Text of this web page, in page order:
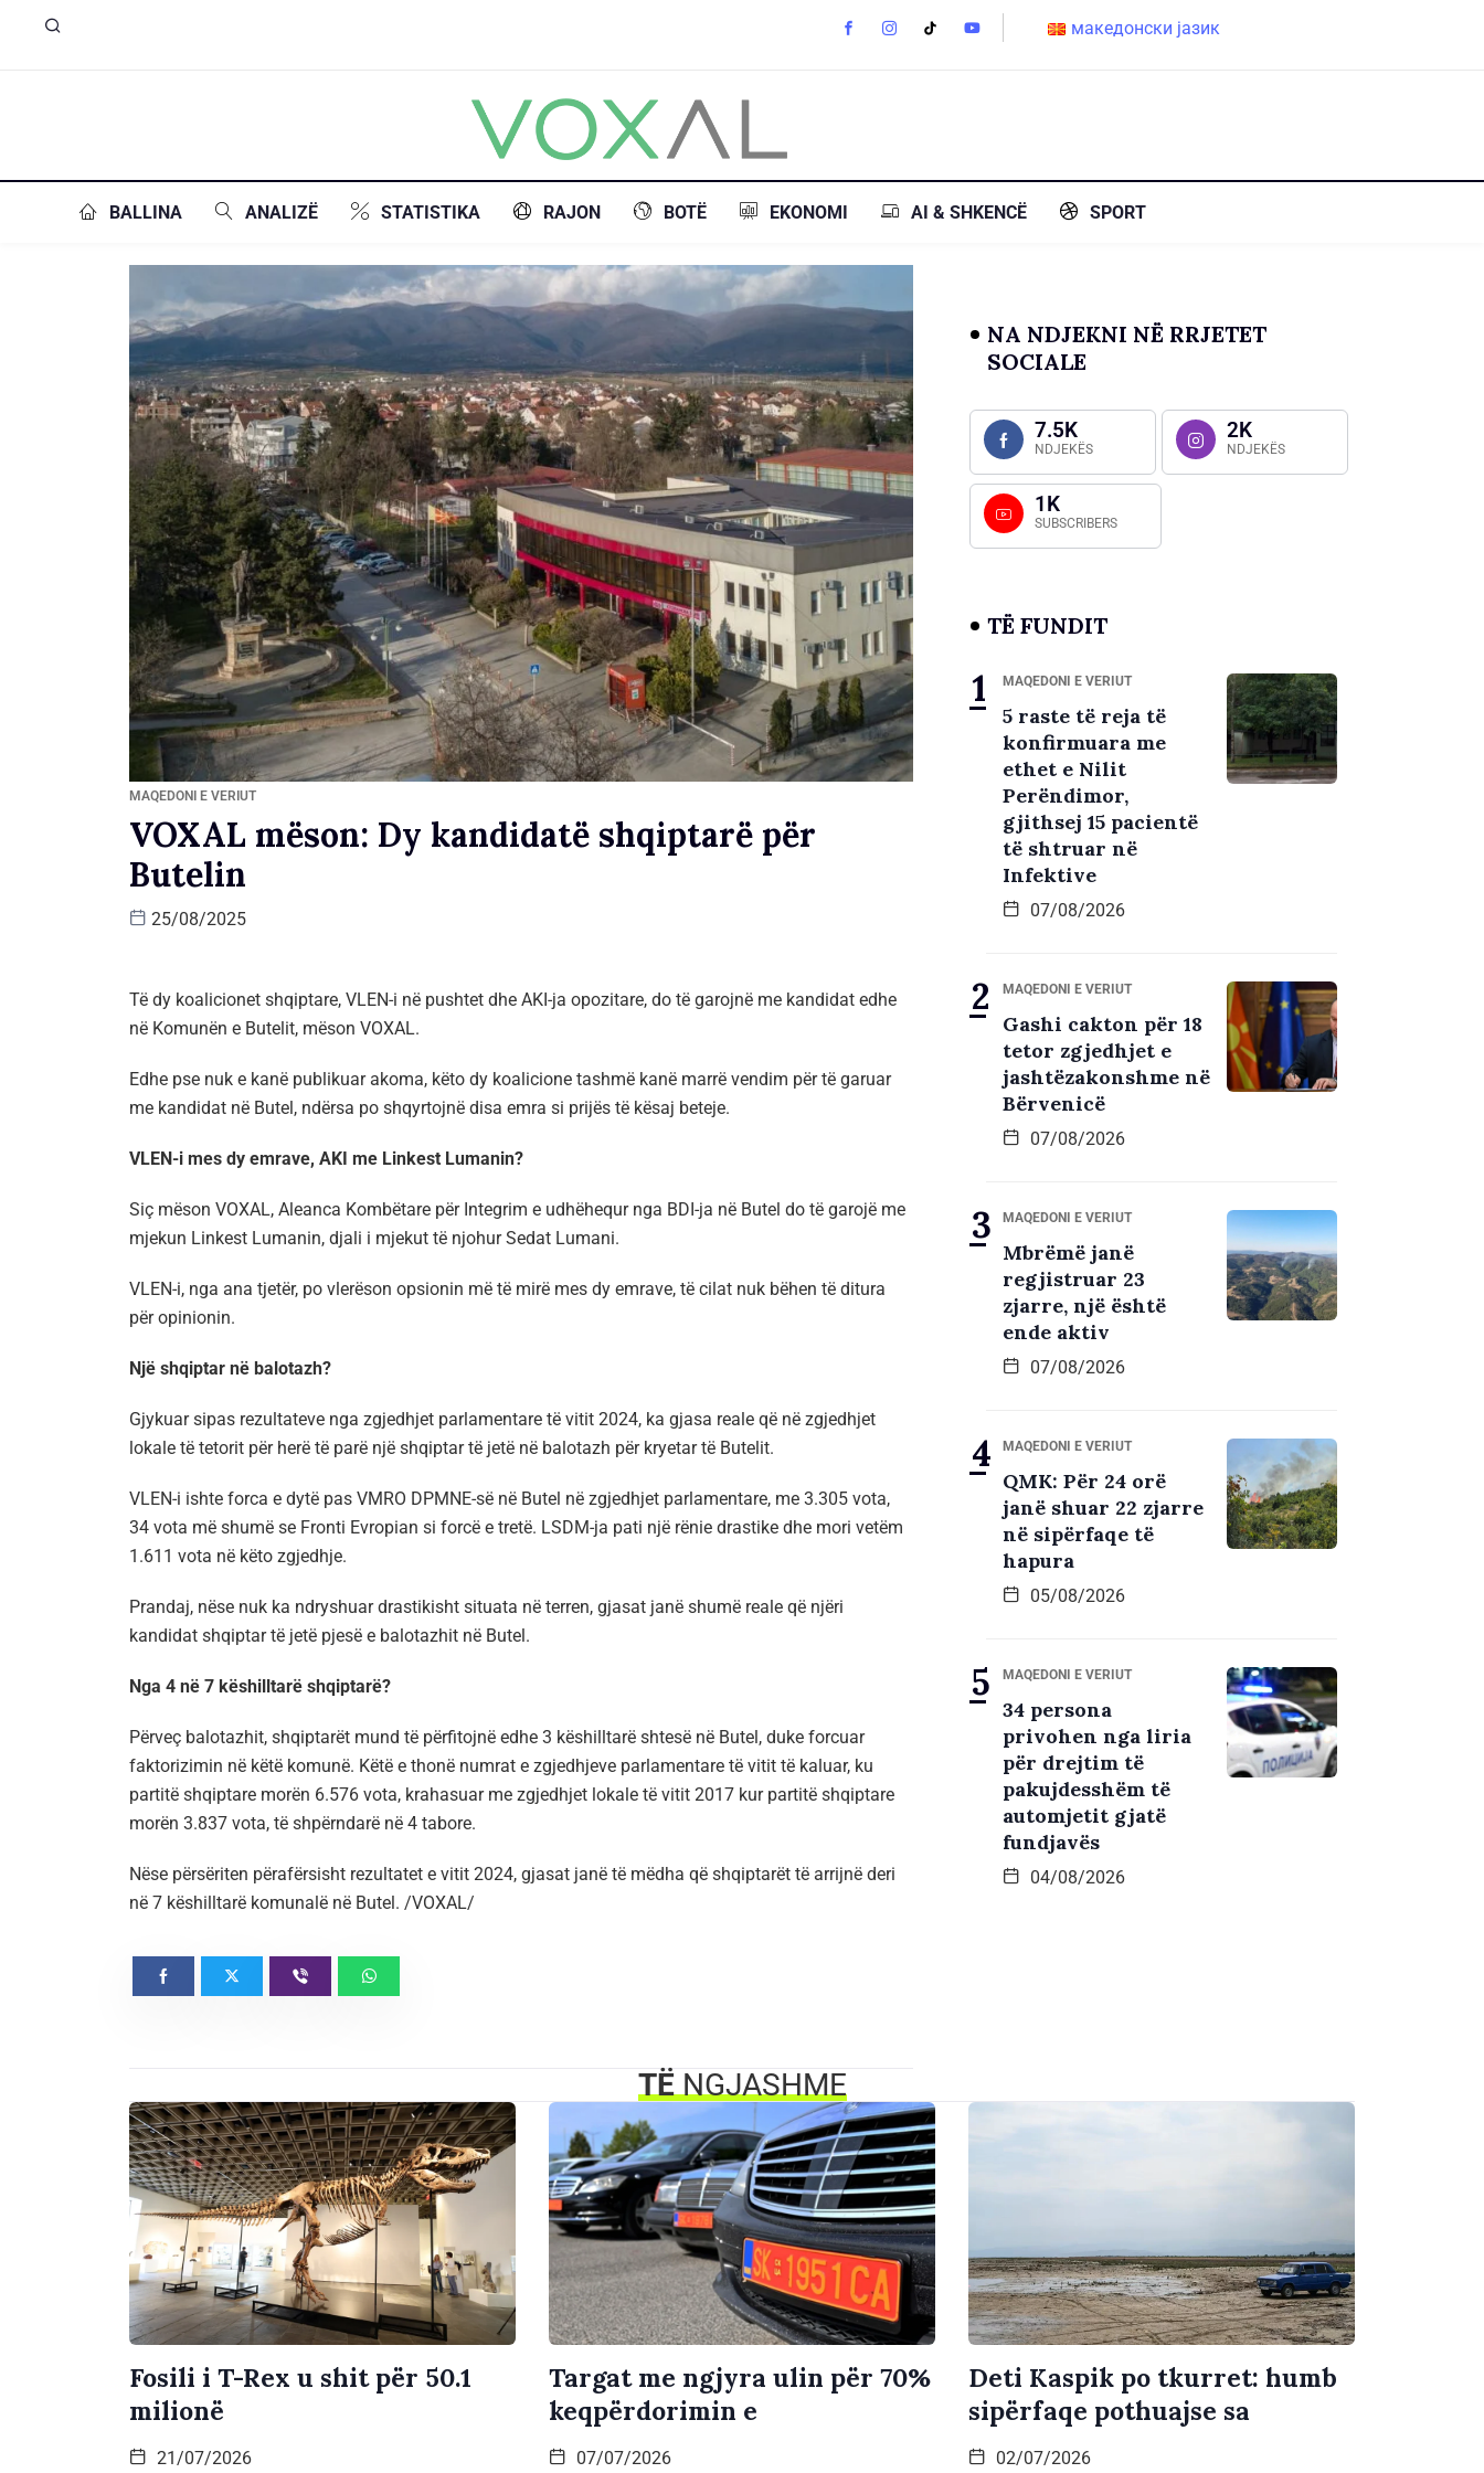
македонски јазик
BALLINA ANALIZË STATISTIKA RAJON BOTË EKONOMI AI & SHKENCË SPORT
MAQEDONI E VERIUT
VOXAL mëson: Dy kandidatë shqiptarë për
Butelin
25/08/2025
Të dy koalicionet shqiptare, VLEN-i në pushtet dhe AKI-ja opozitare, do të garojnë me kandidat edhe
në Komunën e Butelit, mëson VOXAL.
Edhe pse nuk e kanë publikuar akoma, këto dy koalicione tashmë kanë marrë vendim për të garuar
me kandidat në Butel, ndërsa po shqyrtojnë disa emra si prijës të kësaj beteje.
VLEN-i mes dy emrave, AKI me Linkest Lumanin?
Siç mëson VOXAL, Aleanca Kombëtare për Integrim e udhëhequr nga BDI-ja në Butel do të garojë me
mjekun Linkest Lumanin, djali i mjekut të njohur Sedat Lumani.
VLEN-i, nga ana tjetër, po vlerëson opsionin më të mirë mes dy emrave, të cilat nuk bëhen të ditura
për opinionin.
Një shqiptar në balotazh?
Gjykuar sipas rezultateve nga zgjedhjet parlamentare të vitit 2024, ka gjasa reale që në zgjedhjet
lokale të tetorit për herë të parë një shqiptar të jetë në balotazh për kryetar të Butelit.
VLEN-i ishte forca e dytë pas VMRO DPMNE-së në Butel në zgjedhjet parlamentare, me 3.305 vota,
34 vota më shumë se Fronti Evropian si forcë e tretë. LSDM-ja pati një rënie drastike dhe mori vetëm
1.611 vota në këto zgjedhje.
Prandaj, nëse nuk ka ndryshuar drastikisht situata në terren, gjasat janë shumë reale që njëri
kandidat shqiptar të jetë pjesë e balotazhit në Butel.
Nga 4 në 7 këshilltarë shqiptarë?
Përveç balotazhit, shqiptarët mund të përfitojnë edhe 3 këshilltarë shtesë në Butel, duke forcuar
faktorizimin në këtë komunë. Këtë e thonë numrat e zgjedhjeve parlamentare të vitit të kaluar, ku
partitë shqiptare morën 6.576 vota, krahasuar me zgjedhjet lokale të vitit 2017 kur partitë shqiptare
morën 3.837 vota, të shpërndarë në 4 tabore.
Nëse përsëriten përafërsisht rezultatet e vitit 2024, gjasat janë të mëdha që shqiptarët të arrijnë deri
në 7 këshilltarë komunalë në Butel. /VOXAL/
NA NDJEKNI NË RRJETET
SOCIALE
7.5K
NDJEKËS
2K
NDJEKËS
1K
SUBSCRIBERS
TË FUNDIT
MAQEDONI E VERIUT
5 raste të reja të
konfirmuara me
ethet e Nilit
Perëndimor,
gjithsej 15 pacientë
të shtruar në
Infektive
07/08/2026
MAQEDONI E VERIUT
Gashi cakton për 18
tetor zgjedhjet e
jashtëzakonshme në
Bërvenicë
07/08/2026
MAQEDONI E VERIUT
Mbrëmë janë
regjistruar 23
zjarre, një është
ende aktiv
07/08/2026
MAQEDONI E VERIUT
QMK: Për 24 orë
janë shuar 22 zjarre
në sipërfaqe të
hapura
05/08/2026
MAQEDONI E VERIUT
34 persona
privohen nga liria
për drejtim të
pakujdesshëm të
automjetit gjatë
fundjavës
04/08/2026
TËNGJASHME
Fosili i T-Rex u shit për 50.1
milionë
21/07/2026
Targat me ngjyra ulin për 70%
keqpërdorimin e
07/07/2026
Deti Kaspik po tkurret: humb
sipërfaqe pothuajse sa
02/07/2026